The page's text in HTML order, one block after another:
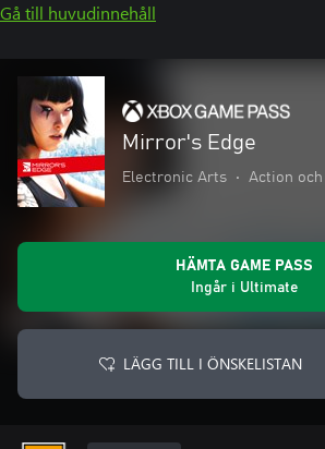
Gå till huvudinnehåll
Mirror's Edge
Electronic Arts • Action
HÄMTA GAME PASS
Ingår i Ultimate
LÄGG TILL I ÖNSKELISTAN